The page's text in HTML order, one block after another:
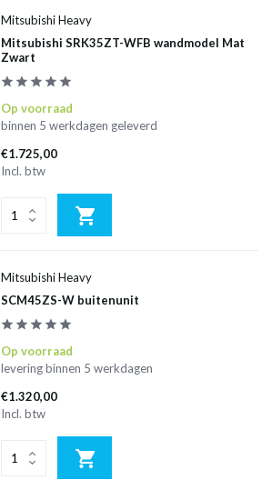
Mitsubishi Heavy
Mitsubishi SRK35ZT-WFB wandmodel Mat
Zwart
Op voorraad
binnen 5 werkdagen geleverd
€1.725,00
Incl. btw
Mitsubishi Heavy
SCM45ZS-W buitenunit
Op voorraad
levering binnen 5 werkdagen
€1.320,00
Incl. btw